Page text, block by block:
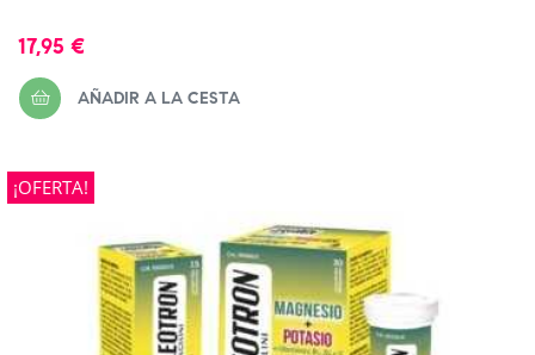
Precio
17,95 €
AÑADIR A LA CESTA
¡OFERTA!
FUERA DE STOCK